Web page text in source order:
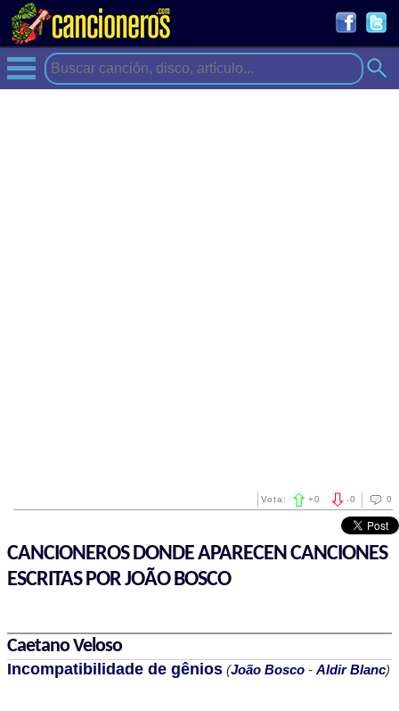
0
-0
Vota: +0
CANCIONEROS DONDE APARECEN CANCIONES
ESCRITAS POR JOÃO BOSCO
Caetano Veloso
Incompatibilidade de gênios (João Bosco - Aldir Blanc)